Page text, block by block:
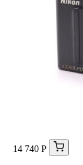
14 740 Р